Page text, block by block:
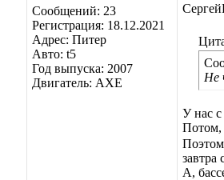
Сообщений: 23
Регистрация: 18.12.2021
Адрес: Питер
Авто: t5
Год выпуска: 2007
Двигатель: AXE
Не
У нас
Потом,
завтра
А,